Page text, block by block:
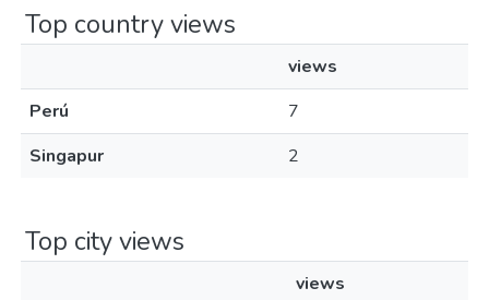
Top country views
views
Perú
7
Singapur
2
Top city views
views